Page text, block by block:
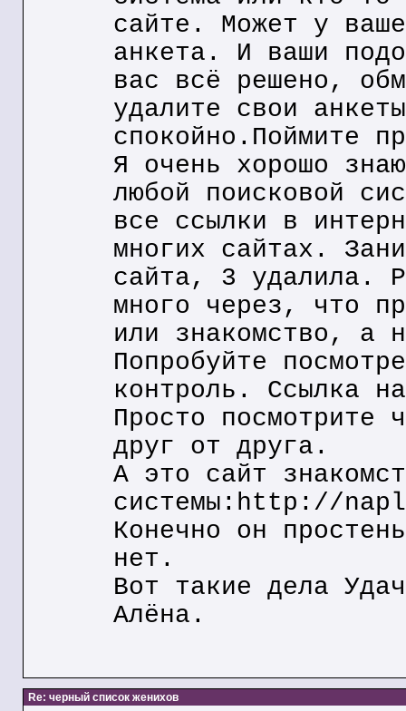
сайте. Может у
анкета. И ваши
вас всё решено,
удалите свои
спокойно.Поймите
Я очень хорошо
любой поисковой
все ссылки в
многих сайтах.
сайта, 3 удалила.
много через, что
или знакомство, а
Попробуйте
контроль. Ссылка
Просто посмотрите
друг от друга.
А это сайт
системы:http://
Конечно он
нет.
Вот такие дела
Алёна.
Re: черный список женихов